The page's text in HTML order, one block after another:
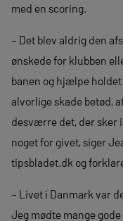
med en scoring.
– Det blev aldrig den
ønskede for klubben
banen og hjælpe
alvorlige skade betød,
desværre det, der sker
noget for givet, siger
tipsbladet.dk og
– Livet i Danmark var
Jeg mødte mange